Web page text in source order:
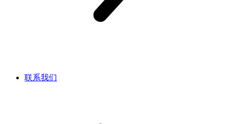
联系我们